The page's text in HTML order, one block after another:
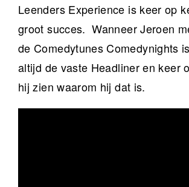
Leenders Experience is keer op
groot succes. Wanneer Jeroen
de Comedytunes Comedynights
altijd de vaste Headliner en keer
hij zien waarom hij dat is.